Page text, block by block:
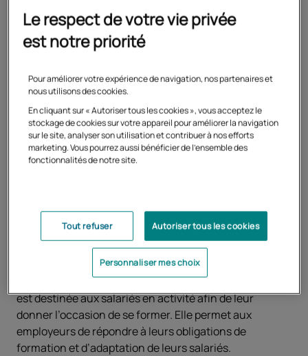
formation certifiante ? En vous formant au métier de
secrétaire médicale et médico-social
Cned, vous pouvez bénéficier d’un financement
CPF.
Vous optez pour une formation certifiante aux nombreux
débouchés, respectueuse de votre budget !
Reconversion ou promotion
par l'alternance (Pro-A)
promotion ou reconversion par l’alternance
est destinée aux salariés en activité afin de leur
donner l’occasion de se former. Elle permet aux
employeurs de répondre à leurs obligations de
formation et d’adaptation de leurs salariés.
Le respect de votre vie privée
est notre priorité
Pour améliorer votre expérience de navigation, nos partenaires et
nous utilisons des cookies.
En cliquant sur « Autoriser tous les cookies », vous acceptez le
stockage de cookies sur votre appareil pour améliorer la navigation
sur le site, analyser son utilisation et contribuer à nos efforts
marketing. Vous pourrez aussi bénéficier de l'ensemble des
fonctionnalités de notre site.
Tout refuser Autoriser tous les cookies
Personnaliser mes choix